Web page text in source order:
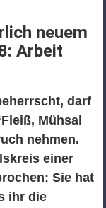
neuem
Arbeit
darf
Mühsal
nehmen.
einer
Sie hat
ihr die